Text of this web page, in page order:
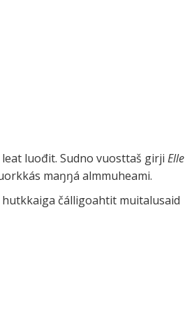
luođit. Sudno vuosttaš girji Elle
maŋŋá almmuheami.
čálligoahtit muitalusaid